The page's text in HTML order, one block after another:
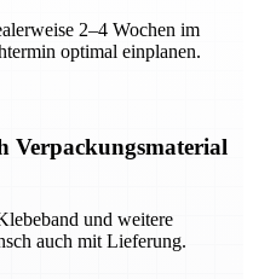
2–4 Wochen im
optimal einplanen.
Verpackungsmaterial
und weitere
auch mit Lieferung.